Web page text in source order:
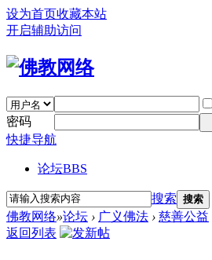
设为首页收藏本站
开启辅助访问
密码
快捷导航
论坛BBS
搜索 搜索
佛教网络»论坛 › 广义佛法 › 慈善公益
返回列表